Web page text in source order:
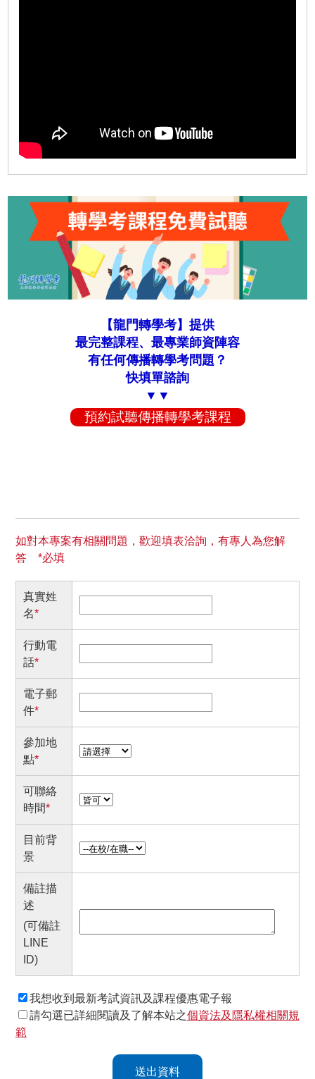
【龍門轉學考】提供
最完整課程、最專業師資陣容
有任何傳播轉學考問題？
快填單諮詢
▼▼
預約試聽傳播轉學考課程
如對本專案有相關問題，歡迎填表洽詢，有專人為您解
答 *必填
真實姓
名*
行動電
話*
電子郵
件*
參加地
點*
可聯絡
時間*
目前背
景
備註描
述
(可備註
LINE
ID)
我想收到最新考試資訊及課程優惠電子報
請勾選已詳細閱讀及了解本站之個資法及隱私權相關規
範
送出資料